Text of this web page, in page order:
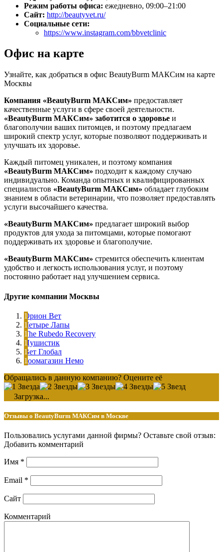
Режим работы офиса: ежедневно, 09:00–21:00
Сайт: http://beautyvet.ru/
Социальные сети:
https://www.instagram.com/bbvetclinic
Офис на карте
Узнайте, как добраться в офис BeautyBurm МАКСим на карте
Москвы
Компания «BeautyBurm МАКСим» предоставляет
качественные услуги в сфере своей деятельности.
«BeautyBurm МАКСим» заботится о здоровье и
благополучии ваших питомцев, и поэтому предлагаем
широкий спектр услуг, которые позволяют поддерживать и
улучшать их здоровье.
Каждый питомец уникален, и поэтому компания
«BeautyBurm МАКСим» подходит к каждому случаю
индивидуально. Команда опытных и квалифицированных
специалистов «BeautyBurm МАКСим» обладает глубоким
знанием в области ветеринарии, что позволяет предоставлять
услуги высочайшего качества.
«BeautyBurm МАКСим» предлагает широкий выбор
продуктов для ухода за питомцами, которые помогают
поддерживать их здоровье и благополучие.
«BeautyBurm МАКСим» стремится обеспечить клиентам
удобство и легкость использования услуг, и поэтому
постоянно работает над улучшением сервиса.
Другие компании Москвы
Орион Вет
Четыре Лапы
The Rubedo Recovery
Пушистик
Вет Глобал
Зоомагазин Немо
Обращались в данную компанию? Оцените её
Загрузка...
Отзывы о BeautyBurm МАКСим в Москве
Пользовались услугами данной фирмы? Оставьте свой отзыв:
Добавить комментарий
Имя *
Email *
Сайт
Комментарий